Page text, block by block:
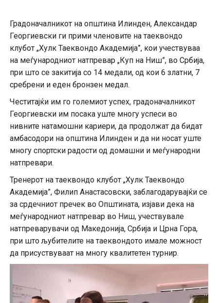
Градоначалникот на општина Илинден, Александар
Георгиевски ги прими членовите на таеквондо
клубот „Хулк Таеквондо Академија”, кои учествуваа
на меѓународниот натпревар „Куп на Ниш”, во Србија,
при што се закитија со 14 медали, од кои 6 златни, 7
сребрени и еден бронзен медал.
Честитајќи им го големиот успех, градоначалникот
Георгиевски им посака уште многу успеси во
нивните натамошни кариери, да продолжат да бидат
амбасодори на општина Илинден и да ни носат уште
многу спортски радости од домашни и меѓународни
натпревари.
Тренерот на таеквондо клубот „Хулк Таеквондо
Академија”, Филип Анастасовски, заблагодарувајќи се
за срдечниот пречек во Општината, изјави дека на
меѓународниот натпревар во Ниш, учествувале
натпреварувачи од Македонија, Србија и Црна Гора,
при што љубителите на таеквондото имале можност
да присуствуваат на многу квалитетен турнир.